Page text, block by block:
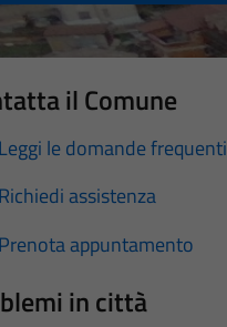
il Comune
le domande frequenti
assistenza
appuntamento
in città